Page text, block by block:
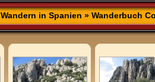
Wandern in Spanien » Wanderbuch